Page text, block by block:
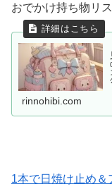
おでかけ持ち物リ
rinnohibi.com
1本で日焼け止め